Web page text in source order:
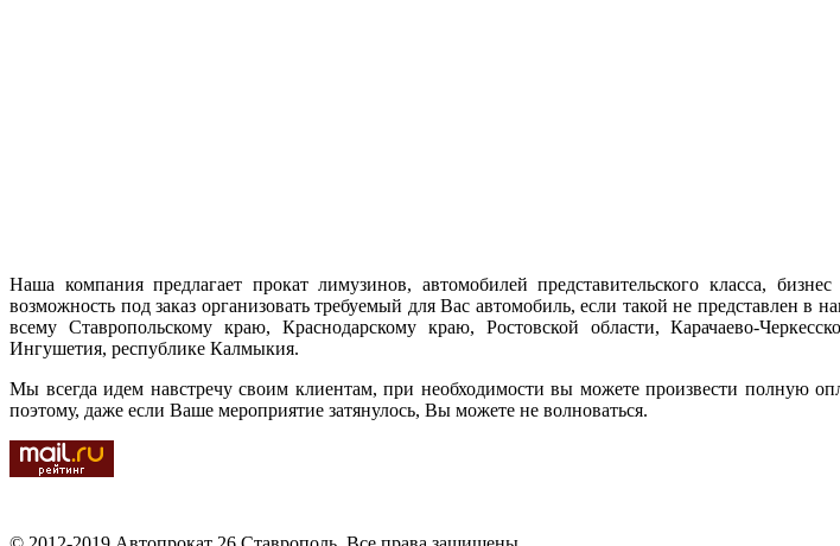
Наша компания предлагает прокат лимузинов, автомобилей представительского класса,
возможность под заказ организовать требуемый для Вас автомобиль, если такой не
всему Ставропольскому краю, Краснодарскому краю, Ростовской области, Карачаево-
Ингушетия, республике Калмыкия.
Мы всегда идем навстречу своим клиентам, при необходимости вы можете произвести полную
поэтому, даже если Ваше мероприятие затянулось, Вы можете не волноваться.